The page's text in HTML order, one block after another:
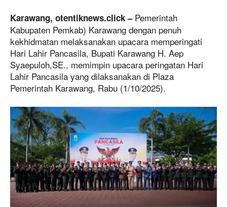
Karawang, otentiknews.click –Pemerintah
Kabupaten Pemkab) Karawang dengan penuh
kekhidmatan melaksanakan upacara memperingati
Hari Lahir Pancasila, Bupati Karawang H. Aep
Syaepuloh,SE., memimpin upacara peringatan Hari
Lahir Pancasila yang dilaksanakan di Plaza
Pemerintah Karawang, Rabu (1/10/2025).